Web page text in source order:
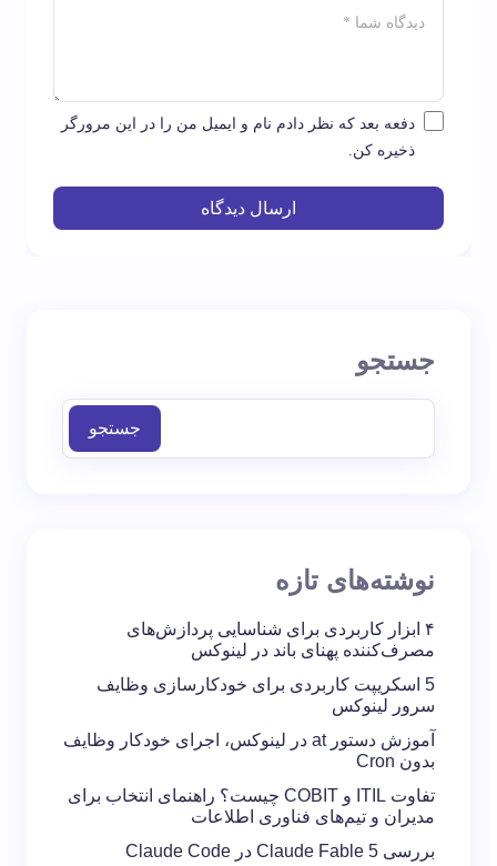
دفعه بعد که نظر دادم نام و ایمیل من را در این مرورگر
ذخیره کن.
ارسال دیدگاه
جستجو
جستجو
نوشته‌های تازه
۴ ابزار کاربردی برای شناسایی پردازش‌های
مصرف‌کننده پهنای باند در لینوکس
5 اسکریپت کاربردی برای خودکارسازی وظایف
سرور لینوکس
آموزش دستور at در لینوکس، اجرای خودکار وظایف
بدون Cron
تفاوت ITIL و COBIT چیست؟ راهنمای انتخاب برای
مدیران و تیم‌های فناوری اطلاعات
بررسی Claude Fable 5 در Claude Code